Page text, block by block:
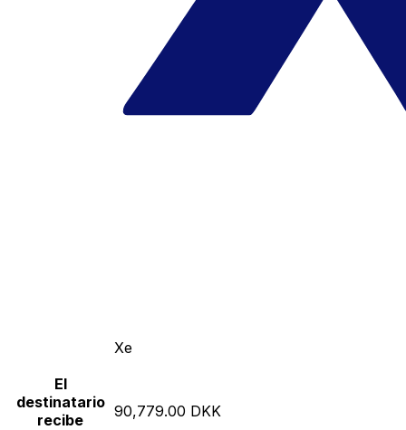
Xe
El
destinatario
recibe
90,779.00 DKK